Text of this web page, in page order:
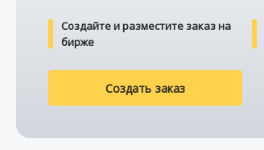
Создайте и разместите заказ на
бирже
Создать заказ